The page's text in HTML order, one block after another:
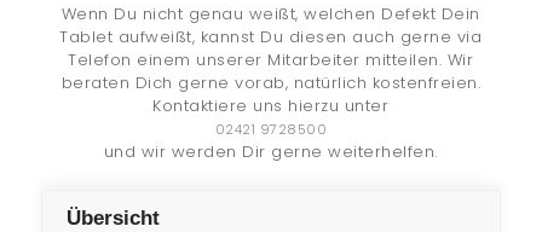
Wenn Du nicht genau weißt, welchen Defekt Dein
Tablet aufweißt, kannst Du diesen auch gerne via
Telefon einem unserer Mitarbeiter mitteilen. Wir
beraten Dich gerne vorab, natürlich kostenfreien.
Kontaktiere uns hierzu unter
02421 9728500
und wir werden Dir gerne weiterhelfen.
Übersicht